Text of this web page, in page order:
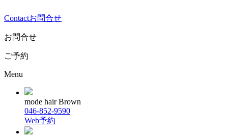
Contactお問合せ
お問合せ
ご予約
Menu
mode hair Brown
046-852-9590
Web予約